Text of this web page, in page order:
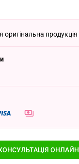
оригінальна продукція
ОНЛАЙН